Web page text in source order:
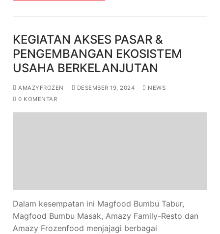
KEGIATAN AKSES PASAR &
PENGEMBANGAN EKOSISTEM
USAHA BERKELANJUTAN
AMAZYFROZEN DESEMBER 19, 2024
NEWS
0 KOMENTAR
Dalam kesempatan ini Magfood Bumbu Tabur,
Magfood Bumbu Masak, Amazy Family-Resto dan
Amazy Frozenfood menjajagi berbagai